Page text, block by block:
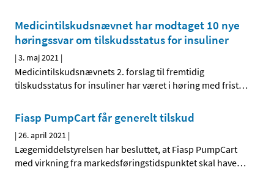
Medicintilskudsnævnet har modtaget 10 nye
høringssvar om tilskudsstatus for insuliner
|3. maj 2021 |
Medicintilskudsnævnets 2. forslag til fremtidig
tilskudsstatus for insuliner har været i høring med frist…
Fiasp PumpCart får generelt tilskud
|26. april 2021 |
Lægemiddelstyrelsen har besluttet, at Fiasp PumpCart
med virkning fra markedsføringstidspunktet skal have…